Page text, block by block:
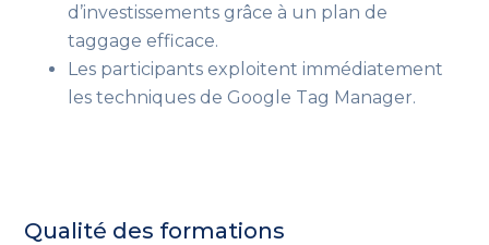
d’investissements grâce à un plan de
taggage efficace.
Les participants exploitent immédiatement
les techniques de Google Tag Manager.
Qualité des formations